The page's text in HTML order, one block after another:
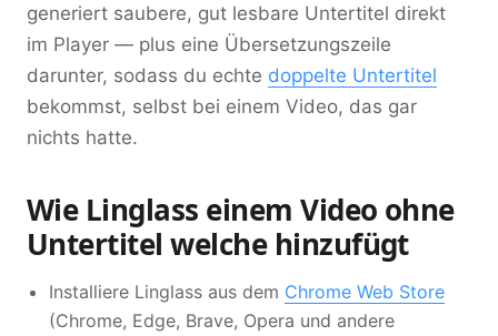
generiert saubere, gut lesbare Untertitel direkt
im Player — plus eine Übersetzungszeile
darunter, sodass du echte doppelte Untertitel
bekommst, selbst bei einem Video, das gar
nichts hatte.
Wie Linglass einem Video ohne
Untertitel welche hinzufügt
Installiere Linglass aus dem Chrome Web Store
(Chrome, Edge, Brave, Opera und andere